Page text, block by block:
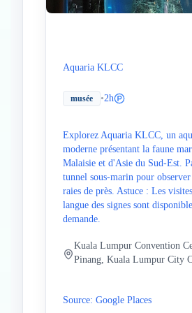
Aquaria KLCC
musée •2h
Explorez Aquaria KLCC, un
moderne présentant la faune
Malaisie et d'Asie du Sud-Est.
tunnel sous-marin pour
raies de près. Astuce : Les
langue des signes sont
demande.
Kuala Lumpur Convention
Pinang, Kuala Lumpur City
Source: Google Places